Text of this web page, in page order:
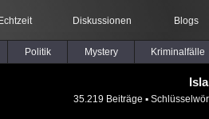
Echtzeit Diskussionen Blogs
Politik Mystery Kriminalfälle
35.219 Beiträge ▪